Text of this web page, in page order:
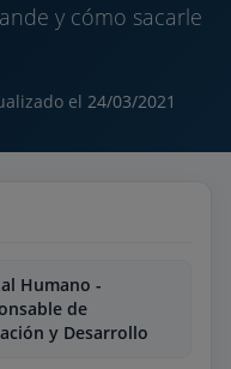
y cómo sacarle
el 24/03/2021
Humano -
de
y Desarrollo